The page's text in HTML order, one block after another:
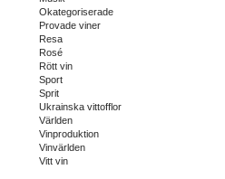
Okategoriserade
Provade viner
Resa
Rosé
Rött vin
Sport
Sprit
Ukrainska vittofflor
Världen
Vinproduktion
Vinvärlden
Vitt vin